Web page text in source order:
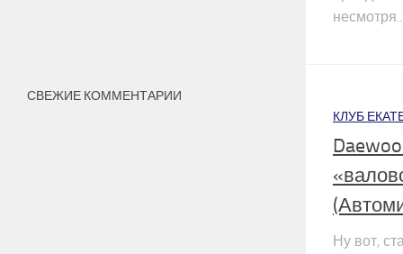
КЛУБ
Ну вот,
СВЕЖИЕ КОММЕНТАРИИ